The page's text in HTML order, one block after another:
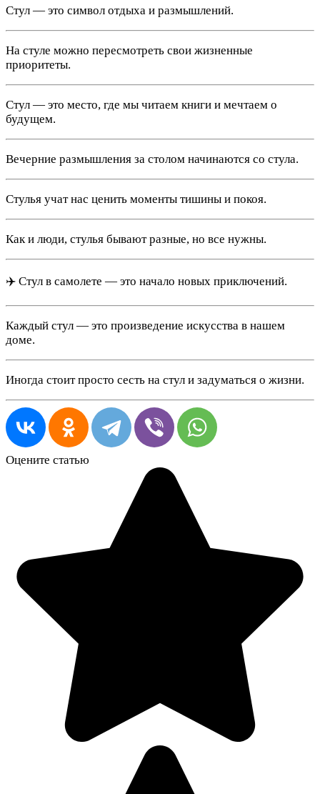
Стул — это символ отдыха и размышлений.
На стуле можно пересмотреть свои жизненные
приоритеты.
Стул — это место, где мы читаем книги и мечтаем о
будущем.
Вечерние размышления за столом начинаются со стула.
Стулья учат нас ценить моменты тишины и покоя.
Как и люди, стулья бывают разные, но все нужны.
✈️ Стул в самолете — это начало новых приключений.
Каждый стул — это произведение искусства в нашем
доме.
Иногда стоит просто сесть на стул и задуматься о жизни.
Оцените статью